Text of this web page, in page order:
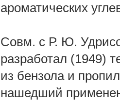
ароматических
Совм. с Р. Ю.
разработал (1949)
из бензола и
нашедший